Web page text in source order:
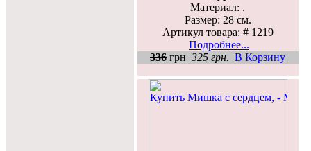
Материал: .
Размер: 28 см.
Артикул товара: # 1219
Подробнее...
336 грн 325 грн. В Корзину